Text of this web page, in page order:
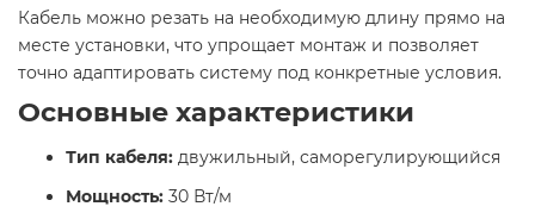
Кабель можно резать на необходимую длину прямо на
месте установки, что упрощает монтаж и позволяет
точно адаптировать систему под конкретные условия.​
Основные характеристики
Тип кабеля: двужильный, саморегулирующийся
Мощность: 30 Вт/м